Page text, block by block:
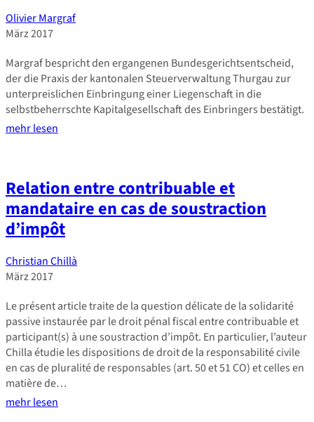
Olivier Margraf
März 2017
Margraf bespricht den ergangenen Bundesgerichtsentscheid,
der die Praxis der kantonalen Steuerverwaltung Thurgau zur
unterpreislichen Einbringung einer Liegenschaft in die
selbstbeherrschte Kapitalgesellschaft des Einbringers bestätigt.
mehr lesen
Relation entre contribuable et
mandataire en cas de soustraction
d’impôt
Christian Chillà
März 2017
Le présent article traite de la question délicate de la solidarité
passive instaurée par le droit pénal fiscal entre contribuable et
participant(s) à une soustraction d’impôt. En particulier, l’auteur
Chilla étudie les dispositions de droit de la responsabilité civile
en cas de pluralité de responsables (art. 50 et 51 CO) et celles en
matière de…
mehr lesen